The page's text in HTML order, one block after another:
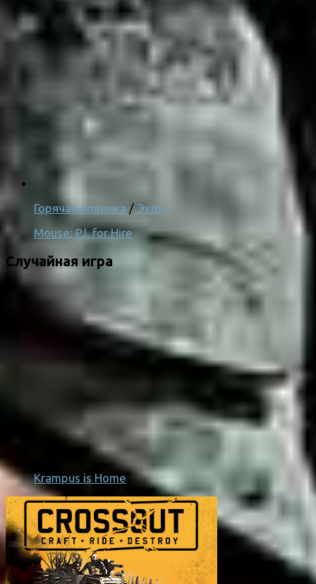
Горячая новинка / Экшн
Mouse: P.I. for Hire
Случайная игра
Krampus is Home